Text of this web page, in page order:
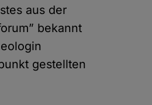
aus der
bekannt
gestellten